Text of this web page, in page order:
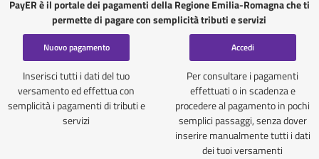
PayER è il portale dei pagamenti della Regione Emilia-Romagna che ti
permette di pagare con semplicità tributi e servizi
Nuovo pagamento
Inserisci tutti i dati del tuo
versamento ed effettua con
semplicità i pagamenti di tributi e
servizi
Accedi
Per consultare i pagamenti
effettuati o in scadenza e
procedere al pagamento in pochi
semplici passaggi, senza dover
inserire manualmente tutti i dati
dei tuoi versamenti